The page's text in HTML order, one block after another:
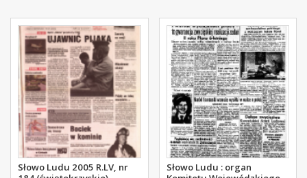
Słowo Ludu 2005 R.LV, nr
Słowo Ludu : organ